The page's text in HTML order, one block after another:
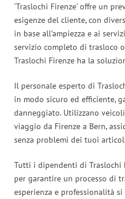
‘Traslochi Firenze’ offre un
esigenze del cliente, con
in base all’ampiezza e ai
servizio completo di trasloco
Traslochi Firenze ha la
Il personale esperto di
in modo sicuro ed efficiente,
danneggiato. Utilizzano
viaggio da Firenze a Bern,
senza problemi dei tuoi
Tutti i dipendenti di Traslochi
per garantire un processo di
esperienza e professionalità